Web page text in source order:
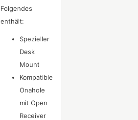
Folgendes
enthält:
Spezieller
Desk
Mount
Kompatible
Onahole
mit Open
Receiver